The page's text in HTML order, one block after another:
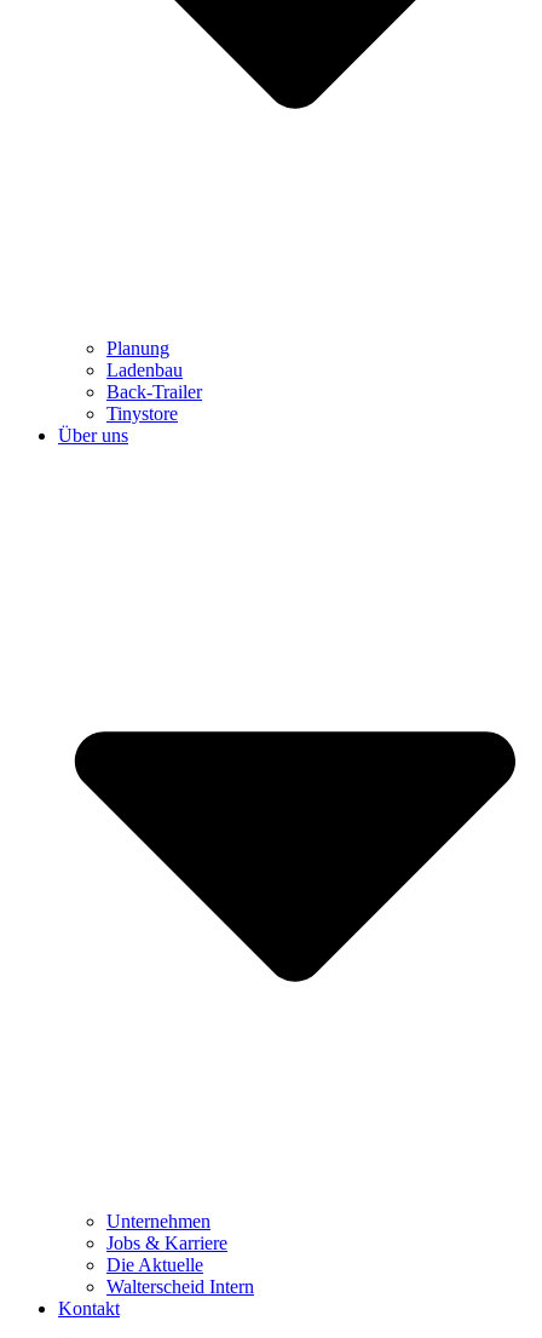
Planung
Ladenbau
Back-Trailer
Tinystore
Über uns
Unternehmen
Jobs & Karriere
Die Aktuelle
Walterscheid Intern
Kontakt